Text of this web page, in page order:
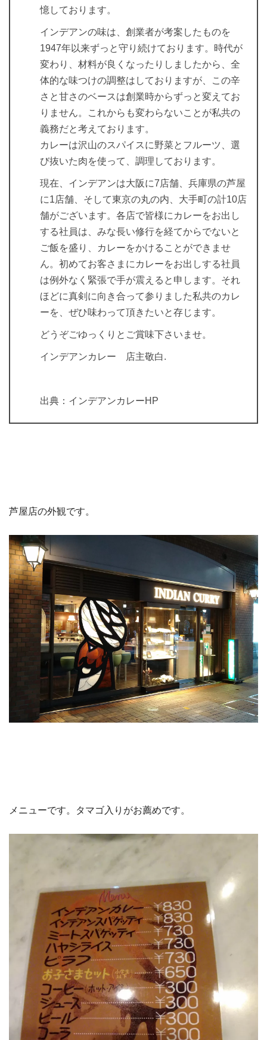
憶しております。
インデアンの味は、創業者が考案したものを
1947年以来ずっと守り続けております。時代が
変わり、材料が良くなったりしましたから、全
体的な味つけの調整はしておりますが、この辛
さと甘さのベースは創業時からずっと変えてお
りません。これからも変わらないことが私共の
義務だと考えております。
カレーは沢山のスパイスに野菜とフルーツ、選
び抜いた肉を使って、調理しております。
現在、インデアンは大阪に7店舗、兵庫県の芦屋
に1店舗、そして東京の丸の内、大手町の計10店
舗がございます。各店で皆様にカレーをお出し
する社員は、みな長い修行を経てからでないと
ご飯を盛り、カレーをかけることができませ
ん。初めてお客さまにカレーをお出しする社員
は例外なく緊張で手が震えると申します。それ
ほどに真剣に向き合って参りました私共のカレ
ーを、ぜひ味わって頂きたいと存じます。
どうぞごゆっくりとご賞味下さいませ。
インデアンカレー 店主敬白.
出典：インデアンカレーHP
芦屋店の外観です。
メニューです。タマゴ入りがお薦めです。